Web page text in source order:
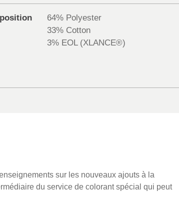
64% Polyester
33% Cotton
3% EOL (XLANCE®)
sur les nouveaux ajouts à la
du service de colorant spécial qui peut